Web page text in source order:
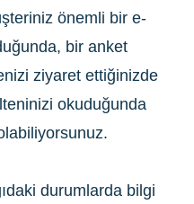
önemli bir e-
bir anket
ziyaret ettiğinizde
okuduğunda
durumlarda bilgi